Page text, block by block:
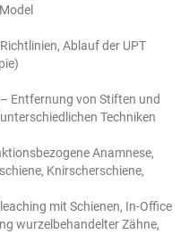
Ablauf der UPT
Entfernung von Stiften und
Techniken
Anamnese,
Knirscherschiene,
mit Schienen, In-Office
wurzelbehandelter Zähne,